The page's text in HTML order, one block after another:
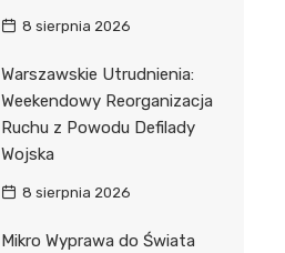
8 sierpnia 2026
Warszawskie Utrudnienia:
Weekendowy Reorganizacja
Ruchu z Powodu Defilady
Wojska
8 sierpnia 2026
Mikro Wyprawa do Świata